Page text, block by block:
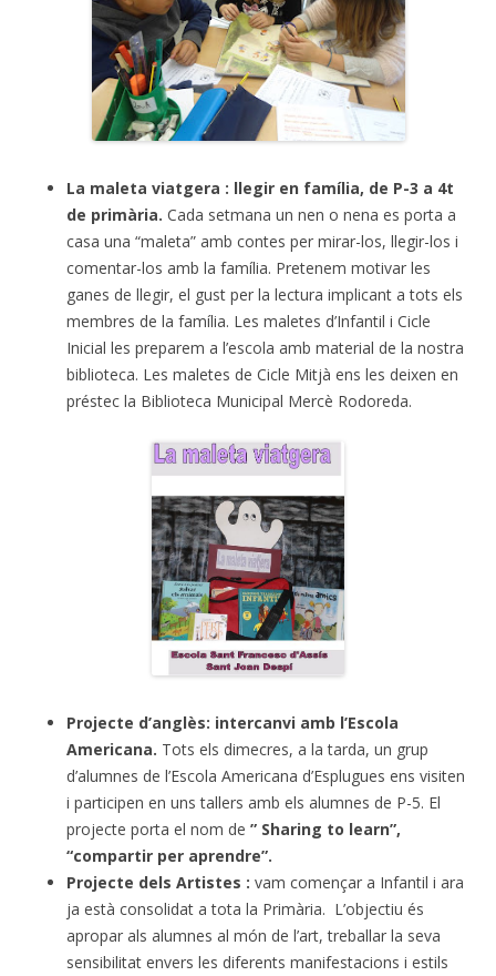
La maleta viatgera : llegir en família, de P-3 a 4t
de primària. Cada setmana un nen o nena es porta a
casa una “maleta” amb contes per mirar-los, llegir-los i
comentar-los amb la família. Pretenem motivar les
ganes de llegir, el gust per la lectura implicant a tots els
membres de la família. Les maletes d’Infantil i Cicle
Inicial les preparem a l’escola amb material de la nostra
biblioteca. Les maletes de Cicle Mitjà ens les deixen en
préstec la Biblioteca Municipal Mercè Rodoreda.
Projecte d’anglès: intercanvi amb l’Escola
Americana. Tots els dimecres, a la tarda, un grup
d’alumnes de l’Escola Americana d’Esplugues ens visiten
i participen en uns tallers amb els alumnes de P-5. El
projecte porta el nom de ” Sharing to learn”,
“compartir per aprendre”.
Projecte dels Artistes : vam començar a Infantil i ara
ja està consolidat a tota la Primària. L’objectiu és
apropar als alumnes al món de l’art, treballar la seva
sensibilitat envers les diferents manifestacions i estils